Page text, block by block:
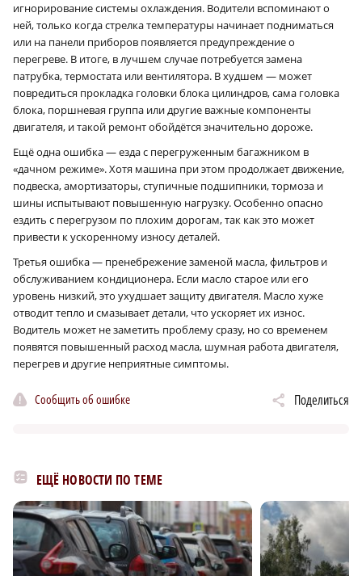
игнорирование системы охлаждения. Водители вспоминают о
ней, только когда стрелка температуры начинает подниматься
или на панели приборов появляется предупреждение о
перегреве. В итоге, в лучшем случае потребуется замена
патрубка, термостата или вентилятора. В худшем — может
повредиться прокладка головки блока цилиндров, сама головка
блока, поршневая группа или другие важные компоненты
двигателя, и такой ремонт обойдётся значительно дороже.
Ещё одна ошибка — езда с перегруженным багажником в
«дачном режиме». Хотя машина при этом продолжает движение,
подвеска, амортизаторы, ступичные подшипники, тормоза и
шины испытывают повышенную нагрузку. Особенно опасно
ездить с перегрузом по плохим дорогам, так как это может
привести к ускоренному износу деталей.
Третья ошибка — пренебрежение заменой масла, фильтров и
обслуживанием кондиционера. Если масло старое или его
уровень низкий, это ухудшает защиту двигателя. Масло хуже
отводит тепло и смазывает детали, что ускоряет их износ.
Водитель может не заметить проблему сразу, но со временем
появятся повышенный расход масла, шумная работа двигателя,
перегрев и другие неприятные симптомы.
Сообщить об ошибке Поделиться
ЕЩЁ НОВОСТИ ПО ТЕМЕ